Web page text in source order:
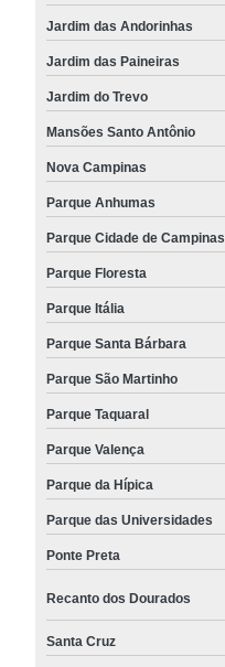
Jardim das Andorinhas
Jardim das Paineiras
Jardim do Trevo
Mansões Santo Antônio
Nova Campinas
Parque Anhumas
Parque Cidade de Campinas
Parque Floresta
Parque Itália
Parque Santa Bárbara
Parque São Martinho
Parque Taquaral
Parque Valença
Parque da Hípica
Parque das Universidades
Ponte Preta
Recanto dos Dourados
Santa Cruz